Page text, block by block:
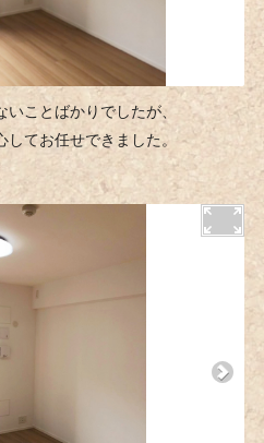
ことばかりでしたが、
てお任せできました。